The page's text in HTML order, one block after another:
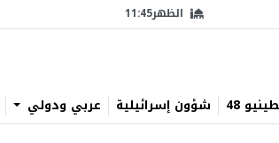
الظهر11:45
48 شؤون إسرائيلية عربي ودولي